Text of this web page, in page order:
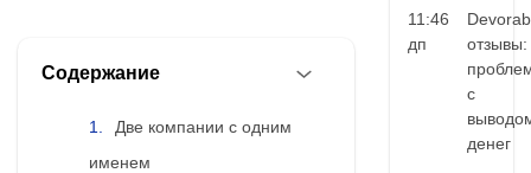
Содержание
Две компании с одним
именем
11:46
дп
отзывы:
с
денег